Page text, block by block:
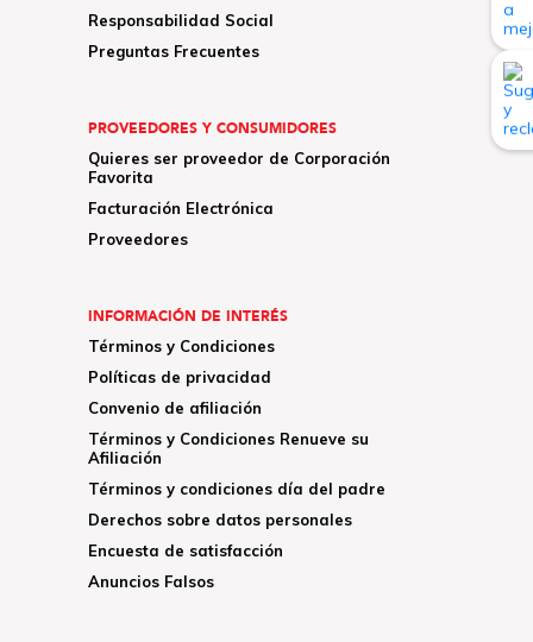
Responsabilidad Social
Preguntas Frecuentes
PROVEEDORES Y CONSUMIDORES
Quieres ser proveedor de Corporación
Favorita
Facturación Electrónica
Proveedores
INFORMACIÓN DE INTERÉS
Términos y Condiciones
Políticas de privacidad
Convenio de afiliación
Términos y Condiciones Renueve su
Afiliación
Términos y condiciones día del padre
Derechos sobre datos personales
Encuesta de satisfacción
Anuncios Falsos